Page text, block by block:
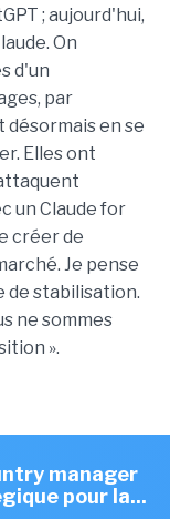
; aujourd'hui,
On
d'un
par
désormais en se
Elles ont
un Claude for
créer de
Je pense
de stabilisation.
ne sommes
».
manager
pour la...